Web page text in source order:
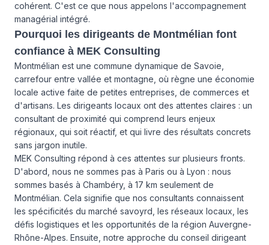
cohérent. C'est ce que nous appelons l'accompagnement
managérial intégré.
Pourquoi les dirigeants de Montmélian font
confiance à MEK Consulting
Montmélian est une commune dynamique de Savoie,
carrefour entre vallée et montagne, où règne une économie
locale active faite de petites entreprises, de commerces et
d'artisans. Les dirigeants locaux ont des attentes claires : un
consultant de proximité qui comprend leurs enjeux
régionaux, qui soit réactif, et qui livre des résultats concrets
sans jargon inutile.
MEK Consulting répond à ces attentes sur plusieurs fronts.
D'abord, nous ne sommes pas à Paris ou à Lyon : nous
sommes basés à Chambéry, à 17 km seulement de
Montmélian. Cela signifie que nos consultants connaissent
les spécificités du marché savoyrd, les réseaux locaux, les
défis logistiques et les opportunités de la région Auvergne-
Rhône-Alpes. Ensuite, notre approche du conseil dirigeant